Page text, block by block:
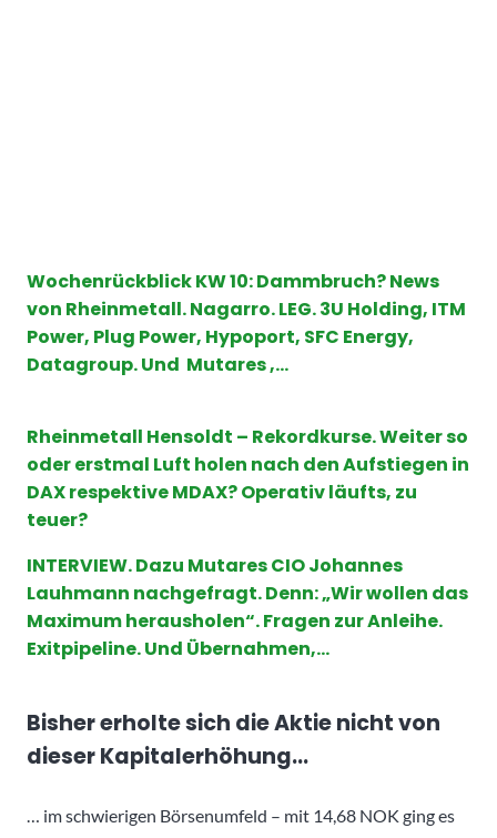
WochenrückblickKW 10: Dammbruch? News
von Rheinmetall. Nagarro. LEG. 3U Holding, ITM
Power, Plug Power, Hypoport, SFC Energy,
Datagroup. Und Mutares ,…
Rheinmetall Hensoldt – Rekordkurse. Weiter so
oder erstmal Luft holen nach den Aufstiegen in
DAX respektive MDAX? Operativ läufts, zu
teuer?
INTERVIEW. Dazu Mutares CIO Johannes
Lauhmann nachgefragt. Denn: „Wir wollen das
Maximum herausholen“. Fragen zur Anleihe.
Exitpipeline. Und Übernahmen,…
Bisher erholte sich die Aktie nicht von
dieser Kapitalerhöhung…
… im schwierigen Börsenumfeld – mit 14,68 NOK ging es